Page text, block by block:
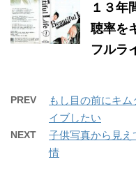
１３年
聴率を
フルラ
PREV
もし目の前にキ
イブしたい
NEXT
子供写真から見
情